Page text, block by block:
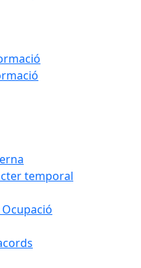
temporal